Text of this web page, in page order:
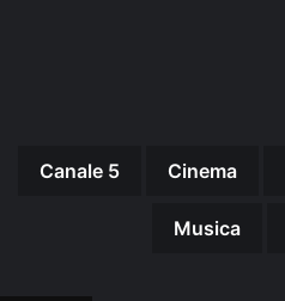
Canale 5 Cinema
Musica